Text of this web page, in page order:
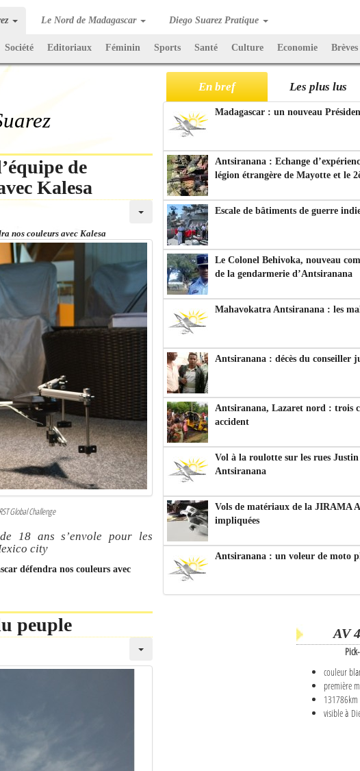
Le Nord de Madagascar Diego Suarez Pratique
Société Editoriaux Féminin Sports Santé Culture Economie Brèves
de
Kalesa
nos couleurs avec Kalesa
Global Challenge
18 ans s’envole pour les
city
défendra nos couleurs avec
peuple
En bref Les plus lus
Madagascar : un nouveau
Antsiranana : Echange
légion étrangère de Mayotte et le
Escale de bâtiments de guerre
Le Colonel Behivoka, nouveau
de la gendarmerie d’Antsiranana
Mahavokatra Antsiranana : les
Antsiranana : décès du conseiller
Antsiranana, Lazaret nord : trois
accident
Vol à la roulotte sur les rues
Antsiranana
Vols de matériaux de la JIRAMA
impliquées
Antsiranana : un voleur de moto
AV
couleur
première
131786km
visible à